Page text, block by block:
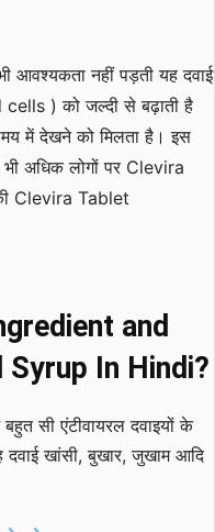
आवश्यकता नहीं पड़ती यह दवाई
) को जल्दी से बढ़ाती है
में देखने को मिलता है। इस
अधिक लोगों पर Clevira
Clevira Tablet
and
In Hindi?
सी एंटीवायरल दवाइयों के
खांसी, बुखार, जुखाम आदि